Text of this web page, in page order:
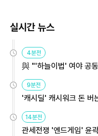
실시간 뉴스
4분전
與 "'하늘이법' 여야 공
9분전
'캐시딜' 캐시워크 돈 버
14분전
관세전쟁 '엔드게임' 윤